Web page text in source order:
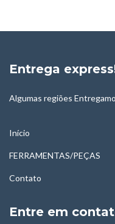
Entrega
Algumas regiões
Início
FERRAMENTAS/PEÇAS
Contato
Entre em